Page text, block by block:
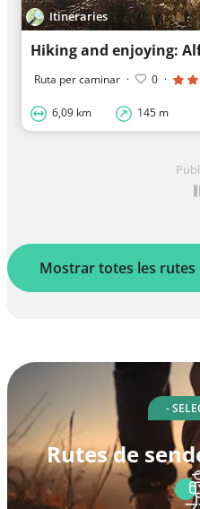
Itineraries
Hiking and enjoying:
Ruta per caminar · 0 ·
6,09 km 145 m
Mostrar totes les rutes
-
Rutes de